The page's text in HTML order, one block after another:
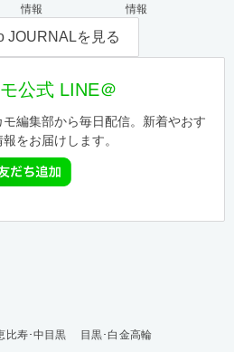
情報
情報
JOURNALを見る
公式 LINE＠
モ編集部から毎日配信。新着やおす
をお届けします。
比寿･中目黒
目黒･白金高輪